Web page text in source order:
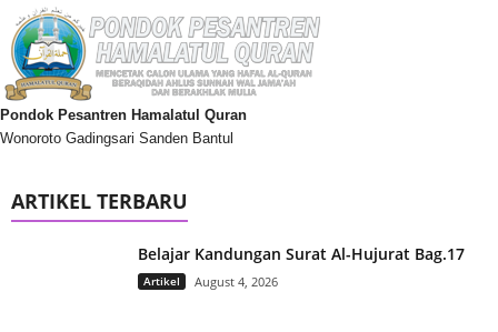
Pondok Pesantren Hamalatul Quran
Wonoroto Gadingsari Sanden Bantul
ARTIKEL TERBARU
Belajar Kandungan Surat Al-Hujurat Bag.17
Artikel August 4, 2026